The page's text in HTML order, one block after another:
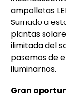
ampolletas
Sumado a
plantas
ilimitada del
pasemos de
iluminarnos.
Gran